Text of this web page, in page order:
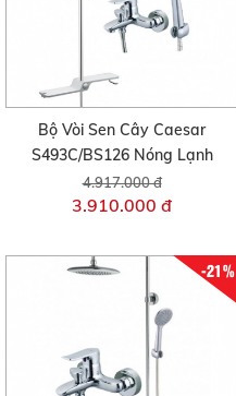
Bộ Vòi Sen Cây Caesar
S493C/BS126 Nóng Lạnh
4.917.000 đ
3.910.000 đ
-21%